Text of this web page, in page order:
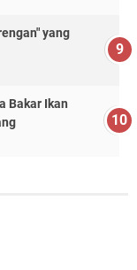
yang
Bakar Ikan